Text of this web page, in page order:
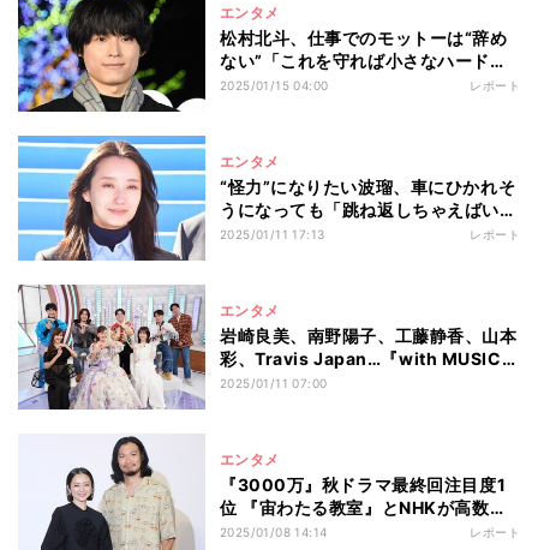
エンタメ
松村北斗、仕事でのモットーは“辞め
ない”「これを守れば小さなハードル
はクリアできる」
2025/01/15 04:00 レポート
エンタメ
“怪力”になりたい波瑠、車にひかれそ
うになっても「跳ね返しちゃえばい
い」
2025/01/11 17:13 レポート
エンタメ
岩崎良美、南野陽子、工藤静香、山本
彩、Travis Japan…『with MUSIC』
でアイドルソングメドレー
2025/01/11 07:00
エンタメ
『3000万』秋ドラマ最終回注目度1
位 『宙わたる教室』とNHKが高数値
でトップ2占める
2025/01/08 14:14 レポート